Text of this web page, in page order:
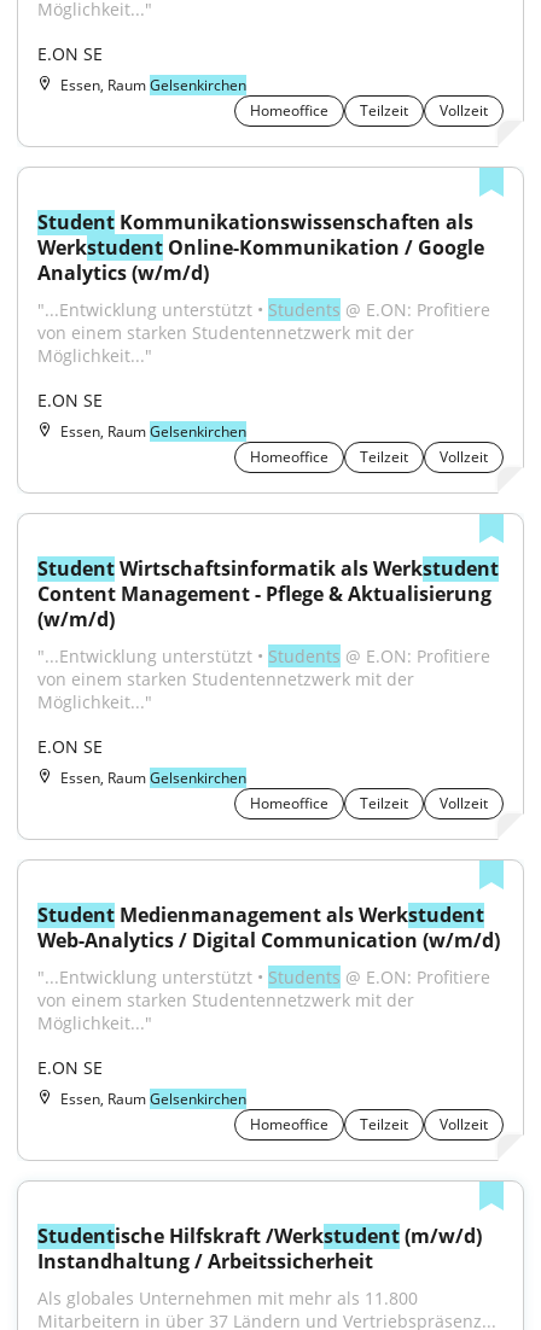
Möglichkeit..."
E.ON SE
Essen, RaumGelsenkirchen
Homeoffice
Teilzeit Vollzeit
Student Kommunikationswissenschaften als
Werkstudent Online-Kommunikation / Google
Analytics (w/m/d)
"...Entwicklung unterstützt • Students @ E.ON: Profitiere
von einem starken Studentennetzwerk mit der
Möglichkeit..."
E.ON SE
Essen, RaumGelsenkirchen
Homeoffice
Teilzeit Vollzeit
Student Wirtschaftsinformatik als Werkstudent
Content Management - Pflege & Aktualisierung
(w/m/d)
"...Entwicklung unterstützt • Students @ E.ON: Profitiere
von einem starken Studentennetzwerk mit der
Möglichkeit..."
E.ON SE
Essen, RaumGelsenkirchen
Homeoffice
Teilzeit Vollzeit
Student Medienmanagement als Werkstudent
Web-Analytics / Digital Communication (w/m/d)
"...Entwicklung unterstützt • Students @ E.ON: Profitiere
von einem starken Studentennetzwerk mit der
Möglichkeit..."
E.ON SE
Essen, RaumGelsenkirchen
Homeoffice
Teilzeit Vollzeit
Studentische Hilfskraft /Werkstudent (m/w/d)
Instandhaltung / Arbeitssicherheit
Als globales Unternehmen mit mehr als 11.800
Mitarbeitern in über 37 Ländern und Vertriebspräsenz...